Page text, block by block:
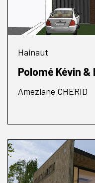
Hainaut
Polomé Kévin
Ameziane CHERID